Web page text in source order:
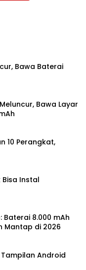
Bawa Baterai
Bawa Layar
10 Perangkat,
Bisa Instal
Baterai 8.000 mAh
Mantap di 2026
Tampilan Android